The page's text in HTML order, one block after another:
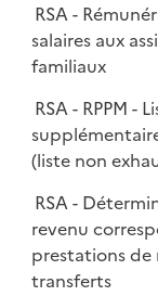
RSA -
salaires aux
familiaux
RSA - RPPM
(liste non
RSA -
revenu
prestations de
transferts